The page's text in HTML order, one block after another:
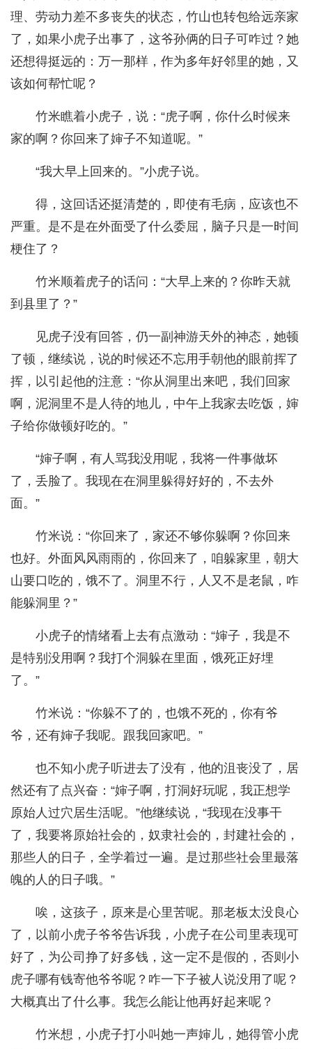
理、劳动力差不多丧失的状态，竹山也转包给远亲家
了，如果小虎子出事了，这爷孙俩的日子可咋过？她
还想得挺远的：万一那样，作为多年好邻里的她，又
该如何帮忙呢？
竹米瞧着小虎子，说：“虎子啊，你什么时候来
家的啊？你回来了婶子不知道呢。”
“我大早上回来的。”小虎子说。
得，这回话还挺清楚的，即使有毛病，应该也不
严重。是不是在外面受了什么委屈，脑子只是一时间
梗住了？
竹米顺着虎子的话问：“大早上来的？你昨天就
到县里了？”
见虎子没有回答，仍一副神游天外的神态，她顿
了顿，继续说，说的时候还不忘用手朝他的眼前挥了
挥，以引起他的注意：“你从洞里出来吧，我们回家
啊，泥洞里不是人待的地儿，中午上我家去吃饭，婶
子给你做顿好吃的。”
“婶子啊，有人骂我没用呢，我将一件事做坏
了，丢脸了。我现在在洞里躲得好好的，不去外
面。”
竹米说：“你回来了，家还不够你躲啊？你回来
也好。外面风风雨雨的，你回来了，咱躲家里，朝大
山要口吃的，饿不了。洞里不行，人又不是老鼠，咋
能躲洞里？”
小虎子的情绪看上去有点激动：“婶子，我是不
是特别没用啊？我打个洞躲在里面，饿死正好埋
了。”
竹米说：“你躲不了的，也饿不死的，你有爷
爷，还有婶子我呢。跟我回家吧。”
也不知小虎子听进去了没有，他的沮丧没了，居
然还有了点兴奋：“婶子啊，打洞好玩呢，我正想学
原始人过穴居生活呢。”他继续说，“我现在没事干
了，我要将原始社会的，奴隶社会的，封建社会的，
那些人的日子，全学着过一遍。是过那些社会里最落
魄的人的日子哦。”
唉，这孩子，原来是心里苦呢。那老板太没良心
了，以前小虎子爷爷告诉我，小虎子在公司里表现可
好了，为公司挣了好多钱，这一定不是假的，否则小
虎子哪有钱寄他爷爷呢？咋一下子被人说没用了呢？
大概真出了什么事。我怎么能让他再好起来呢？
竹米想，小虎子打小叫她一声婶儿，她得管小虎